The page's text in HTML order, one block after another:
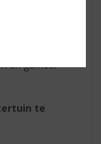
en garneer
te